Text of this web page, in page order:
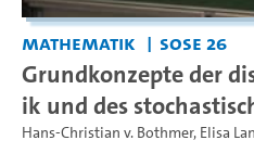
Mathematik SoSe 26
Grundkonzepte der
ik und des
Hans-Christian v. Bothmer, Elisa